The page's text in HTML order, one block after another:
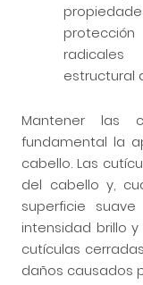
estructural
Mantener las
fundamental la
cabello. Las
del cabello y,
superficie
intensidad brillo
cutículas
daños causados